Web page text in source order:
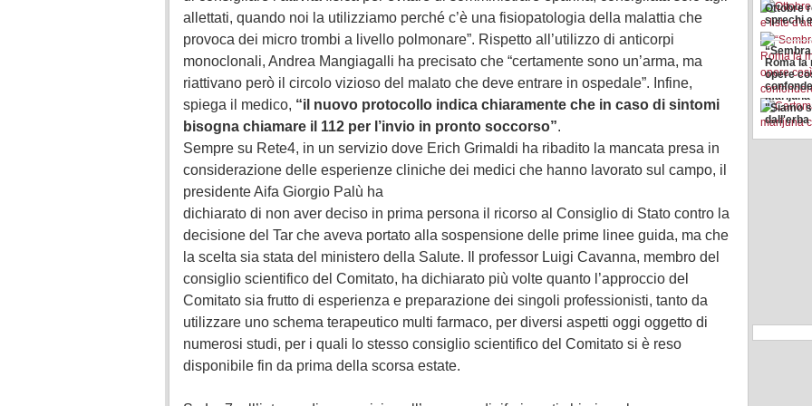
allettati, quando noi la utilizziamo perché c’è una fisiopatologia della malattia che
provoca dei micro trombi a livello polmonare”. Rispetto all’utilizzo di anticorpi
monoclonali, Andrea Mangiagalli ha precisato che “certamente sono un’arma, ma
riattivano però il circolo vizioso del malato che deve entrare in ospedale”. Infine,
spiega il medico, “il nuovo protocollo indica chiaramente che in caso di sintomi
bisogna chiamare il 112 per l’invio in pronto soccorso”.
Sempre su Rete4, in un servizio dove Erich Grimaldi ha ribadito la mancata presa in
considerazione delle esperienze cliniche dei medici che hanno lavorato sul campo, il
presidente Aifa Giorgio Palù ha
dichiarato di non aver deciso in prima persona il ricorso al Consiglio di Stato contro la
decisione del Tar che aveva portato alla sospensione delle prime linee guida, ma che
la scelta sia stata del ministero della Salute. Il professor Luigi Cavanna, membro del
consiglio scientifico del Comitato, ha dichiarato più volte quanto l’approccio del
Comitato sia frutto di esperienza e preparazione dei singoli professionisti, tanto da
utilizzare uno schema terapeutico multi farmaco, per diversi aspetti oggi oggetto di
numerosi studi, per i quali lo stesso consiglio scientifico del Comitato si è reso
disponibile fin da prima della scorsa estate.
Ottobre
sprechi
Roma la
opere
"Siamo
dall'erba